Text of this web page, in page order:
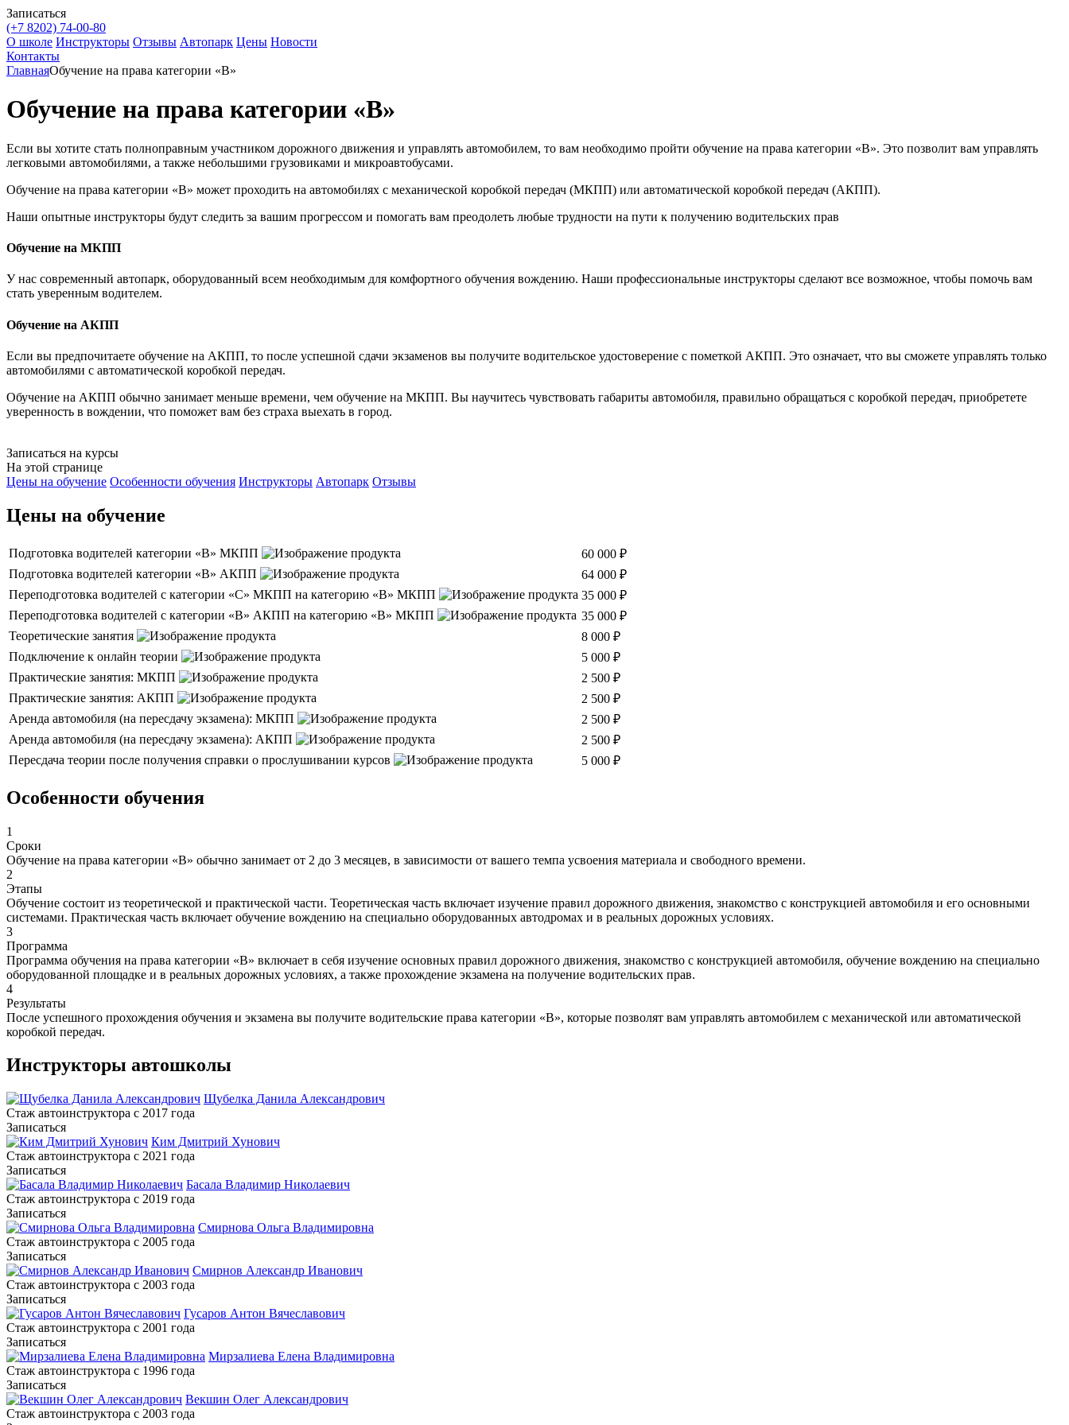
Записаться
(+7 8202) 74-00-80
О школе Инструкторы Отзывы Автопарк Цены Новости
Контакты
ГлавнаяОбучение на права категории «B»
Обучение на права категории «B»
Если вы хотите стать полноправным участником дорожного движения и управлять автомобилем, то вам необходимо пройти обучение на права категории «B». Это позволит вам управлять
легковыми автомобилями, а также небольшими грузовиками и микроавтобусами.
Обучение на права категории «B» может проходить на автомобилях с механической коробкой передач (МКПП) или автоматической коробкой передач (АКПП).
Наши опытные инструкторы будут следить за вашим прогрессом и помогать вам преодолеть любые трудности на пути к получению водительских прав
Обучение на МКПП
У нас современный автопарк, оборудованный всем необходимым для комфортного обучения вождению. Наши профессиональные инструкторы сделают все возможное, чтобы помочь вам
стать уверенным водителем.
Обучение на АКПП
Если вы предпочитаете обучение на АКПП, то после успешной сдачи экзаменов вы получите водительское удостоверение с пометкой АКПП. Это означает, что вы сможете управлять только
автомобилями с автоматической коробкой передач.
Обучение на АКПП обычно занимает меньше времени, чем обучение на МКПП. Вы научитесь чувствовать габариты автомобиля, правильно обращаться с коробкой передач, приобретете
уверенность в вождении, что поможет вам без страха выехать в город.
Записаться на курсы
На этой странице
Цены на обучение Особенности обучения Инструкторы Автопарк Отзывы
Цены на обучение
Подготовка водителей категории «В» МКПП
60 000 ₽
Подготовка водителей категории «В» АКПП
64 000 ₽
Переподготовка водителей с категории «С» МКПП на категорию «В» МКПП
35 000 ₽
Переподготовка водителей с категории «В» АКПП на категорию «В» МКПП
35 000 ₽
Теоретические занятия
8 000 ₽
Подключение к онлайн теории
5 000 ₽
Практические занятия: МКПП
2 500 ₽
Практические занятия: АКПП
2 500 ₽
Аренда автомобиля (на пересдачу экзамена): МКПП
2 500 ₽
Аренда автомобиля (на пересдачу экзамена): АКПП
2 500 ₽
Пересдача теории после получения справки о прослушивании курсов
5 000 ₽
Особенности обучения
1
Сроки
Обучение на права категории «B» обычно занимает от 2 до 3 месяцев, в зависимости от вашего темпа усвоения материала и свободного времени.
2
Этапы
Обучение состоит из теоретической и практической части. Теоретическая часть включает изучение правил дорожного движения, знакомство с конструкцией автомобиля и его основными
системами. Практическая часть включает обучение вождению на специально оборудованных автодромах и в реальных дорожных условиях.
3
Программа
Программа обучения на права категории «B» включает в себя изучение основных правил дорожного движения, знакомство с конструкцией автомобиля, обучение вождению на специально
оборудованной площадке и в реальных дорожных условиях, а также прохождение экзамена на получение водительских прав.
4
Результаты
После успешного прохождения обучения и экзамена вы получите водительские права категории «B», которые позволят вам управлять автомобилем с механической или автоматической
коробкой передач.
Инструкторы автошколы
Щубелка Данила Александрович
Стаж автоинструктора c 2017 года
Записаться
Ким Дмитрий Хунович
Стаж автоинструктора c 2021 года
Записаться
Басала Владимир Николаевич
Стаж автоинструктора c 2019 года
Записаться
Смирнова Ольга Владимировна
Стаж автоинструктора c 2005 года
Записаться
Смирнов Александр Иванович
Стаж автоинструктора c 2003 года
Записаться
Гусаров Антон Вячеславович
Стаж автоинструктора c 2001 года
Записаться
Мирзалиева Елена Владимировна
Стаж автоинструктора c 1996 года
Записаться
Векшин Олег Александрович
Стаж автоинструктора c 2003 года